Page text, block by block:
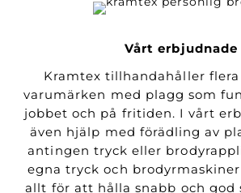
Vårt erbjudnade
Kramtex tillhandahåller
varumärken med plagg som
jobbet och på fritiden. I vårt
även hjälp med förädling av
antingen tryck eller
egna tryck och
allt för att hålla snabb och god